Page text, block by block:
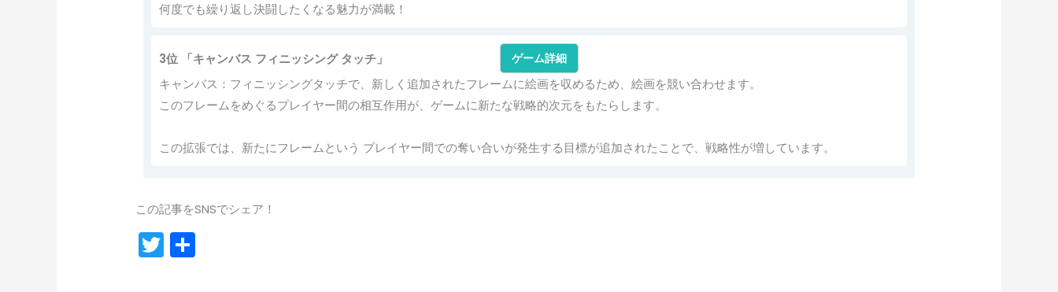
何度でも繰り返し決闘したくなる魅力が満載！
3位 「キャンバス フィニッシング タッチ」 ゲーム詳細
キャンバス：フィニッシングタッチで、新しく追加されたフレームに絵画を収めるため、絵画を競い合わせます。
このフレームをめぐるプレイヤー間の相互作用が、ゲームに新たな戦略的次元をもたらします。
この拡張では、新たにフレームという プレイヤー間での奪い合いが発生する目標が追加されたことで、戦略性が増しています。
この記事をSNSでシェア！
T
w